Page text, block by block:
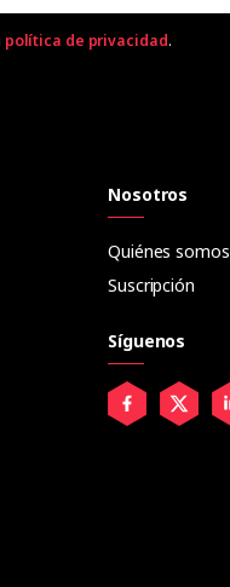
política de privacidad.
Nosotros
Quiénes somos
Suscripción
Síguenos